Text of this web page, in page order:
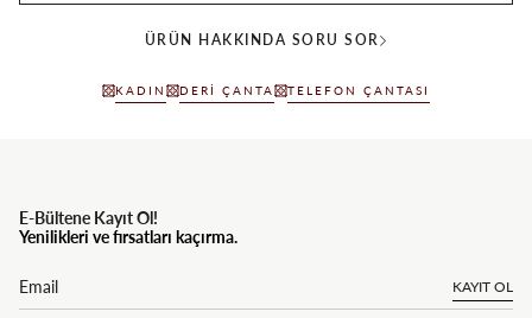
ÜRÜN HAKKINDA SORU SOR
KADIN DERI ÇANTA TELEFON ÇANTASI
E-Bültene Kayıt Ol!
Yenilikleri ve fırsatları kaçırma.
KAYIT OL